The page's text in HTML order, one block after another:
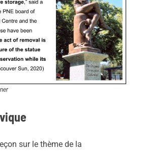
sur le thème de la